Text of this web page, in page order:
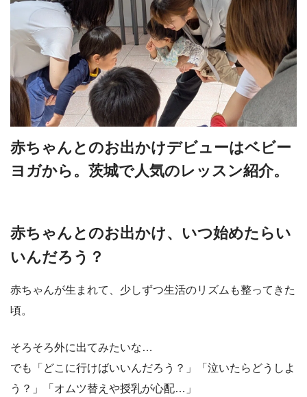
赤ちゃんとのお出かけデビューはベビー
ヨガから。茨城で人気のレッスン紹介。
赤ちゃんとのお出かけ、いつ始めたらい
いんだろう？
赤ちゃんが生まれて、少しずつ生活のリズムも整ってきた
頃。
そろそろ外に出てみたいな…
でも「どこに行けばいいんだろう？」「泣いたらどうしよ
う？」「オムツ替えや授乳が心配…」